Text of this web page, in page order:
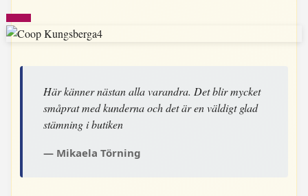
Här känner nästan alla varandra. Det blir mycket
småprat med kunderna och det är en väldigt glad
stämning i butiken
Mikaela Törning